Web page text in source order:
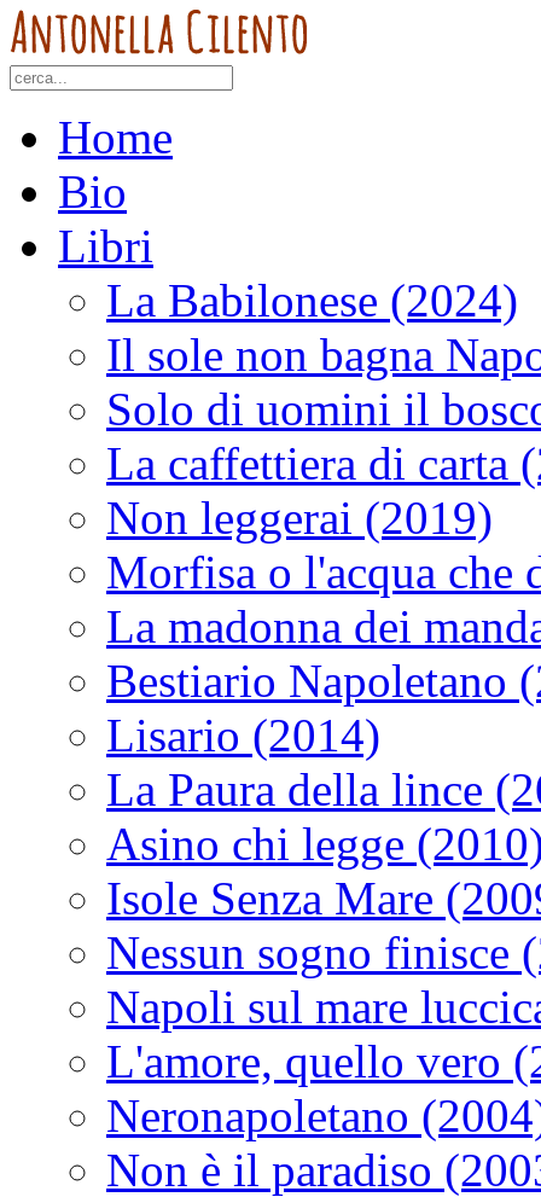
Home
Bio
Libri
La Babilonese (2024)
Il sole non bagna
Solo di uomini il
La caffettiera di carta
Non leggerai (2019)
Morfisa o l'acqua che
La madonna dei
Bestiario Napoletano
Lisario (2014)
La Paura della lince
Asino chi legge
Isole Senza Mare
Nessun sogno finisce
Napoli sul mare
L'amore, quello vero
Neronapoletano
Non è il paradiso